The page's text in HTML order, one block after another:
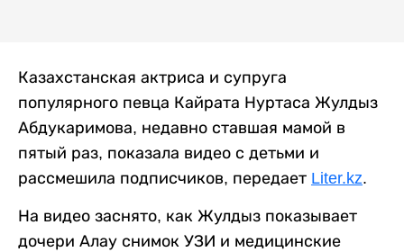
Казахстанская актриса и супруга
популярного певца Кайрата Нуртаса Жулдыз
Абдукаримова, недавно ставшая мамой в
пятый раз, показала видео с детьми и
рассмешила подписчиков, передает Liter.kz.
На видео заснято, как Жулдыз показывает
дочери Алау снимок УЗИ и медицинские